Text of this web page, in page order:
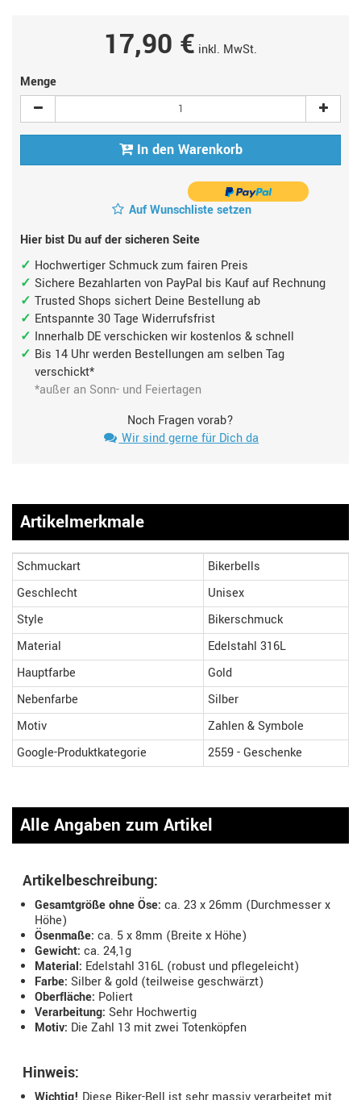
17,90 € inkl. MwSt.
Menge
In den Warenkorb
Auf Wunschliste setzen
Hier bist Du auf der sicheren Seite
Hochwertiger Schmuck zum fairen Preis
Sichere Bezahlarten von PayPal bis Kauf auf Rechnung
Trusted Shops sichert Deine Bestellung ab
Entspannte 30 Tage Widerrufsfrist
Innerhalb DE verschicken wir kostenlos & schnell
Bis 14 Uhr werden Bestellungen am selben Tag
verschickt*
*außer an Sonn- und Feiertagen
Noch Fragen vorab?
Wir sind gerne für Dich da
Artikelmerkmale
Schmuckart
Bikerbells
Geschlecht
Unisex
Style
Bikerschmuck
Material
Edelstahl 316L
Hauptfarbe
Gold
Nebenfarbe
Silber
Motiv
Zahlen & Symbole
Google-Produktkategorie
2559 - Geschenke
Alle Angaben zum Artikel
Artikelbeschreibung:
Gesamtgröße ohne Öse: ca. 23 x 26mm (Durchmesser x
Höhe)
Ösenmaße: ca. 5 x 8mm (Breite x Höhe)
Gewicht: ca. 24,1g
Material: Edelstahl 316L (robust und pflegeleicht)
Farbe: Silber & gold (teilweise geschwärzt)
Oberfläche: Poliert
Verarbeitung: Sehr Hochwertig
Motiv: Die Zahl 13 mit zwei Totenköpfen
Hinweis: